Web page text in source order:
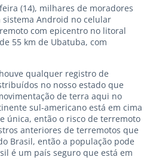
(14), milhares de moradores
sistema Android no celular
com epicentro no litoral
55 km de Ubatuba, com
qualquer registro de
no nosso estado que
de terra aqui no
sul-americano está em cima
única, então o risco de terremoto
anteriores de terremotos que
Brasil, então a população pode
é um país seguro que está em